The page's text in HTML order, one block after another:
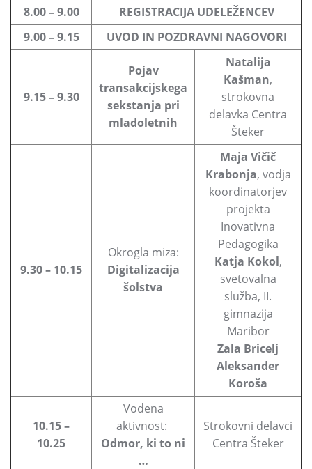
8.00 – 9.00
REGISTRACIJA UDELEŽENCEV
9.00 – 9.15
UVOD IN POZDRAVNI NAGOVORI
9.15 – 9.30
Pojav
transakcijskega
sekstanja pri
mladoletnih
Natalija
Kašman,
strokovna
delavka Centra
Šteker
9.30 – 10.15
Okrogla miza:
Digitalizacija
šolstva
Maja Vičič
Krabonja, vodja
koordinatorjev
projekta
Inovativna
Pedagogika
Katja Kokol,
svetovalna
služba, II.
gimnazija
Maribor
Zala Bricelj
Aleksander
Koroša
10.15 –
10.25
Vodena
aktivnost:
Odmor, ki to ni
…
Strokovni delavci
Centra Šteker